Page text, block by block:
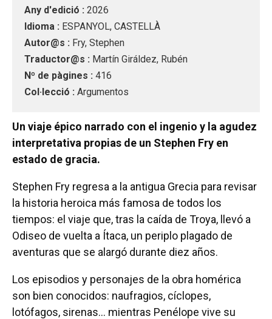
Any d'edició : 2026
Idioma : ESPANYOL, CASTELLÀ
Autor@s : Fry, Stephen
Traductor@s : Martín Giráldez, Rubén
Nº de pàgines : 416
Col·lecció : Argumentos
Un viaje épico narrado con el ingenio y la agudez
interpretativa propias de un Stephen Fry en
estado de gracia.
Stephen Fry regresa a la antigua Grecia para revisar
la historia heroica más famosa de todos los
tiempos: el viaje que, tras la caída de Troya, llevó a
Odiseo de vuelta a Ítaca, un periplo plagado de
aventuras que se alargó durante diez años.
Los episodios y personajes de la obra homérica
son bien conocidos: naufragios, cíclopes,
lotófagos, sirenas... mientras Penélope vive su